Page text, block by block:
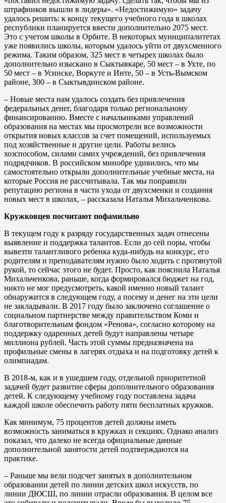
штрафников вышли в лидеры». «Недостижимую» задачу
удалось решить: к концу текущего учебного года в школах
республики планируется ввести дополнительно 2075 мест.
Это с учетом школы в Орбите. В некоторых муниципалитетах
уже появились школы, которым удалось уйти от двухсменного
режима. Таким образом, 325 мест в четырех школах было
дополнительно изыскано в Сыктывкаре, 50 мест – в Ухте, по
50 мест – в Усинске, Воркуте и Инте, 50 – в Усть-Вымском
районе, 300 – в Сыктывдинском районе.
– Новые места нам удалось создать без привлечения
федеральных денег, благодаря только региональному
финансированию. Вместе с начальниками управлений
образования на местах мы просмотрели все возможности
открытия новых классов за счет помещений, используемых
под хозяйственные и другие цели. Работы велись
хозспособом, силами самих учреждений, без привлечения
подрядчиков. В российском минобре удивились, что мы
самостоятельно открыли дополнительные учебные места, на
которые Россия не рассчитывала. Так мы поправили
репутацию региона в части ухода от двухсменки и создания
новых мест в школах, – рассказала Наталья Михальченкова.
Кружковцев посчитают пофамильно
В текущем году к разряду государственных задач отнесены
выявление и поддержка талантов. Если до сей поры, чтобы
вывезти талантливого ребенка куда-нибудь на конкурс, его
родителям и преподавателям нужно было ходить с протянутой
рукой, то сейчас этого не будет. Просто, как пояснила Наталья
Михальченкова, раньше, когда формировался бюджет на год,
никто не мог предусмотреть, какой именно новый талант
обнаружится в следующем году, а посему и денег на эти цели
не закладывали. В 2017 году было заключено соглашение о
социальном партнерстве между правительством Коми и
благотворительным фондом «Ренова», согласно которому на
поддержку одаренных детей будут направлены четыре
миллиона рублей. Часть этой суммы предназначена на
профильные смены в лагерях отдыха и на подготовку детей к
олимпиадам.
В 2018-м, как и в ушедшем году, отдельной приоритетной
задачей будет развитие сферы дополнительного образования
детей. К следующему учебному году поставлена задача
каждой школе обеспечить работу пяти бесплатных кружков.
Как минимум, 75 процентов детей должны иметь
возможность заниматься в кружках и секциях. Однако анализ
показал, что далеко не всегда официальные данные
дополнительной занятости детей подтверждаются на
практике.
– Раньше мы вели подсчет занятых в дополнительном
образовании детей по линии детских школ искусств, по
линии ДЮСШ, по линии отрасли образования. В целом все